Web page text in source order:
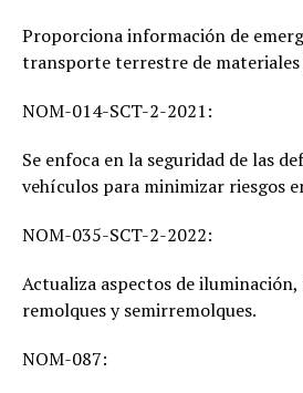
Proporciona información de
transporte terrestre de materiales
NOM-014-SCT-2-2021:
Se enfoca en la seguridad de las
vehículos para minimizar riesgos
NOM-035-SCT-2-2022:
Actualiza aspectos de
remolques y semirremolques.
NOM-087: